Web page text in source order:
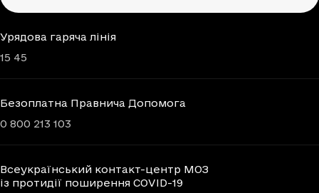
Урядова гаряча лінія
15 45
Безоплатна Правнича Допомога
0 800 213 103
Всеукраїнський контакт-центр МОЗ
із протидії поширення COVID-19